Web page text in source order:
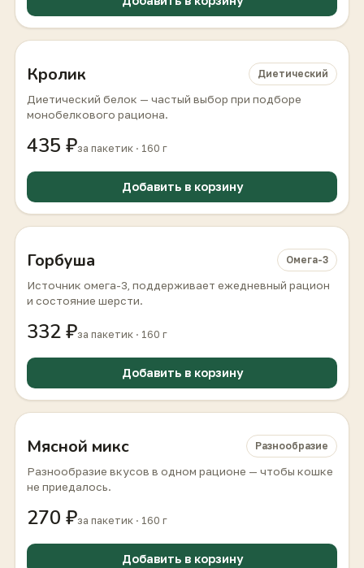
Кролик Диетический
Диетический белок — частый выбор при подборе
монобелкового рациона.
435 ₽за пакетик · 160 г
Добавить в корзину
Горбуша Омега-3
Источник омега-3, поддерживает ежедневный рацион
и состояние шерсти.
332 ₽за пакетик · 160 г
Добавить в корзину
Мясной микс Разнообразие
Разнообразие вкусов в одном рационе — чтобы кошке
не приедалось.
270 ₽за пакетик · 160 г
Добавить в корзину